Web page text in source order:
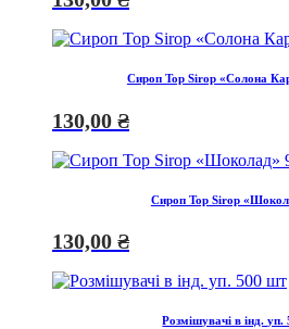
Сироп Top Sirop «Солона
130,00 ₴
Сироп Top Sirop
130,00 ₴
Розмішувачі в інд.